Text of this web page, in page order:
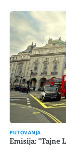
PUTOVANJA
Emisija: “Tajne